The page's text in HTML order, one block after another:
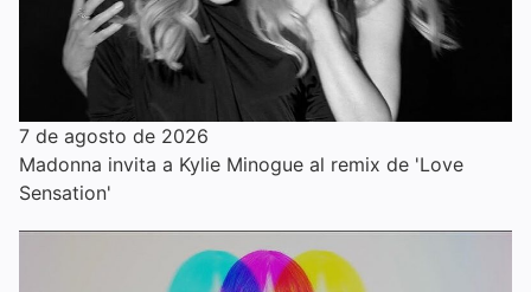
7 de agosto de 2026
Madonna invita a Kylie Minogue al remix de 'Love
Sensation'